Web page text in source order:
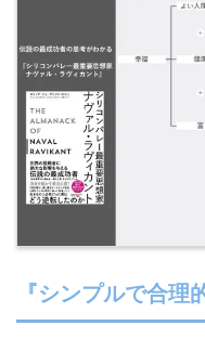
『シンプルで合理